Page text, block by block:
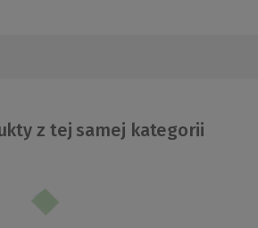
z tej samej kategorii